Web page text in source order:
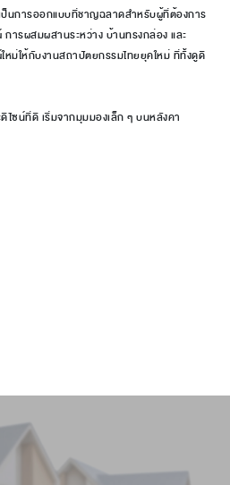
ป็นการออกแบบที่ชาญฉลาดสำหรับผู้ที่ต้องการ
ารผสมผสานระหว่าง บ้านทรงกล่อง และ
ม่ให้กับงานสถาปัตยกรรมไทยยุคใหม่ ที่ทั้งดูดี
ซน์ที่ดี เริ่มจากมุมมองเล็ก ๆ บนหลังคา